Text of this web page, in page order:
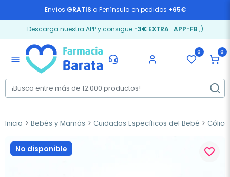
Envíos GRATIS a Península en pedidos +65€
Descarga nuestra APP y consigue -3€ EXTRA: APP-FB ;)
menu
0 0
Inicio Bebés y Mamás Cuidados Específicos del Bebé
No disponible favorite_border